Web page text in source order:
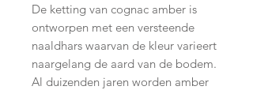
De ketting van cognac amber is
ontworpen met een versteende
naaldhars waarvan de kleur varieert
naargelang de aard van de bodem.
Al duizenden jaren worden amber